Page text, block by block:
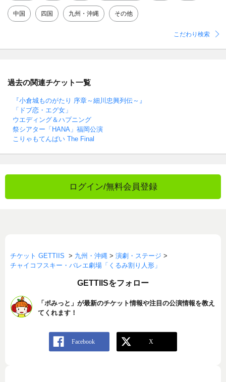
中国 四国 九州・沖縄 その他
こだわり検索
過去の関連チケット一覧
『小倉城ものがたり 序章～細川忠興列伝～』
「ドブ恋・エグ女」
ウエディング＆ハプニング
祭シアター「HANA」福岡公演
こりゃもてんばい The Final
ログイン/無料会員登録
チケット GETTIIS > 九州・沖縄 > 演劇・ステージ >
チャイコフスキー・バレエ劇場「くるみ割り人形」
GETTIISをフォロー
「ポみっと」が最新のチケット情報や注目の公演情報を教え
てくれます！